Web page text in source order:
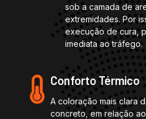
sob a camada de
extremidades. Por
execução de cura,
imediata ao tráfego.
Conforto Térmico
A coloração mais clara
concreto, em relação